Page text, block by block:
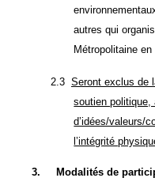
autres qui
Métropolitaine en
2.3 Seront exclus de
soutien politique,
d’idées/valeurs/
l’intégrité
3. Modalités de